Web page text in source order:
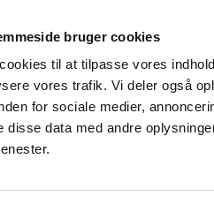
bruger cookies
til at tilpasse vores
vores trafik. Vi deler også
for sociale medier,
disse data med andre
Bivirkninger og
produktinformation